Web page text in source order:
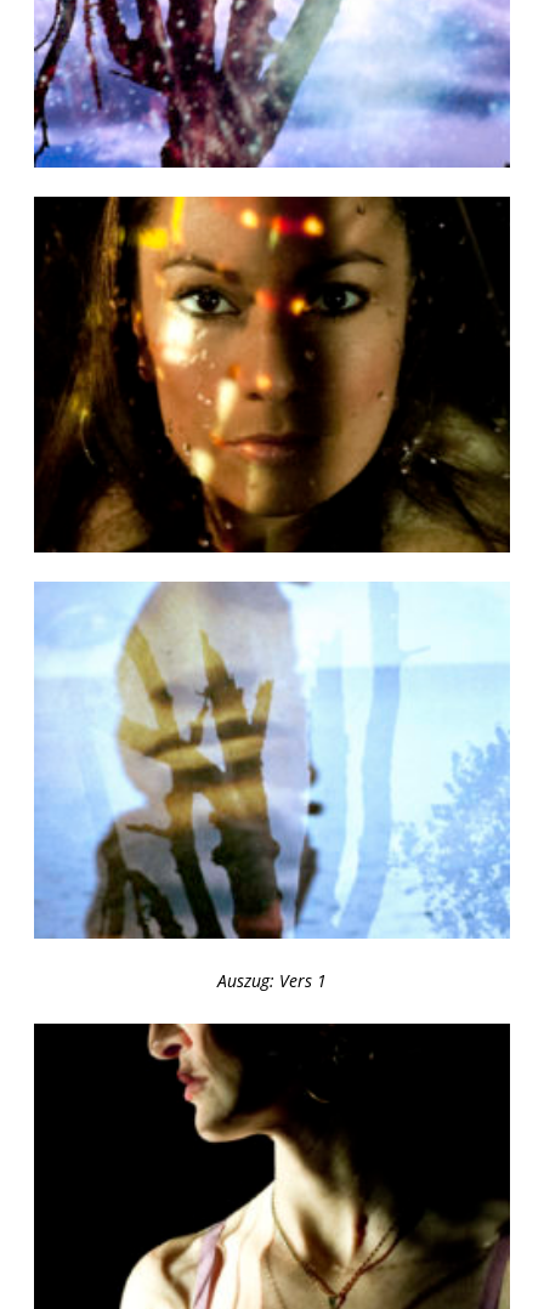
Auszug: Vers 1